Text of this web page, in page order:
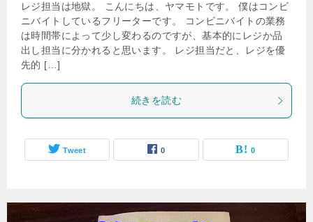
レジ担当は地獄。 こんにちは、ヤマモトです。 僕はコンビ
ニバイトしているフリーターです。 コンビニバイトの業務
は時間帯によって少し変わるのですが、基本的にレジか品
出し担当に分かれると思います。 レジ担当だと、レジを優
先的 […]
続きを読む
Tweet 0 0